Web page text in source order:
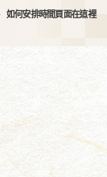
如何安排時間頁面在這裡